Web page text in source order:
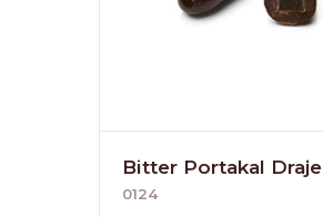
Bitter Portakal Draje
0124